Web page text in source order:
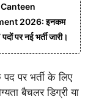
2026: इनकम
पर नई भर्ती जारी।
पर भर्ती के लिए
बैचलर डिग्री या